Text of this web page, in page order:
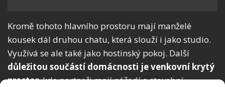
Kromě tohoto hlavního prostoru mají manželé
kousek dál druhou chatu, která slouží i jako studio.
Využívá se ale také jako hostinský pokoj. Další
důležitou součástí domácnosti je venkovní krytý
prostor, kde partneři mají nářadí a stavební